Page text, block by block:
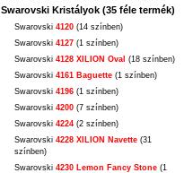
Swarovski Kristályok (35 féle termék)
Swarovski 4120 (14 színben)
Swarovski 4127 (1 színben)
Swarovski 4128 XILION Oval (18 színben)
Swarovski 4161 Baguette (1 színben)
Swarovski 4196 (1 színben)
Swarovski 4200 (7 színben)
Swarovski 4224 (2 színben)
Swarovski 4228 XILION Navette (31
színben)
Swarovski 4230 Lemon Fancy Stone (1